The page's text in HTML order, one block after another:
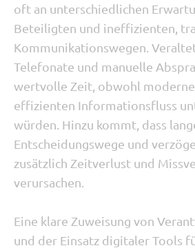
oft an unterschiedlichen
Beteiligten und ineffizienten,
Kommunikationswegen.
Telefonate und manuelle
wertvolle Zeit, obwohl
effizienten Informationsfluss
würden. Hinzu kommt, dass
Entscheidungswege und
zusätzlich Zeitverlust und
verursachen.
Eine klare Zuweisung von
und der Einsatz digitaler Tools